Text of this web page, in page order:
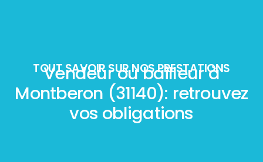
TOUT SAVOIR SUR NOS PRESTATIONS
Vendeur ou bailleur à
Montberon (31140): retrouvez
vos obligations